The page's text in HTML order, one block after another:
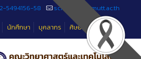
5494156-58
sciteched@rmutt.ac.th
นักศึกษา บุคลากร ศิษย์เก่า